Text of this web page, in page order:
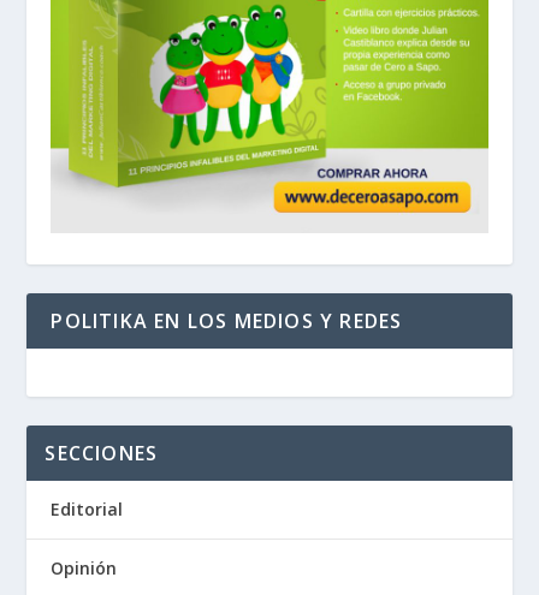
POLITIKA EN LOS MEDIOS Y REDES
SECCIONES
Editorial
Opinión